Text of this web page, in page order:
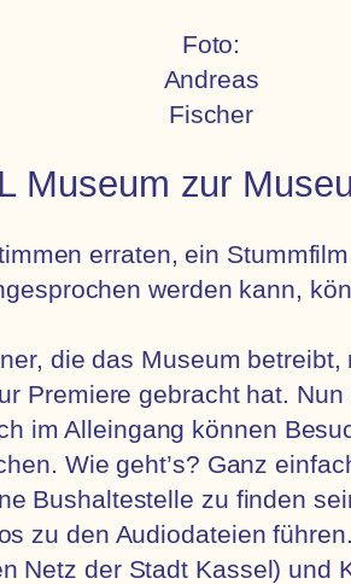
Foto:
Andreas
Fischer
Museum zur
erraten, ein
werden kann,
die das Museum
Premiere gebracht hat.
im Alleingang können
Wie geht’s? Ganz
Bushaltestelle zu finden
zu den Audiodateien
Netz der Stadt Kassel) und